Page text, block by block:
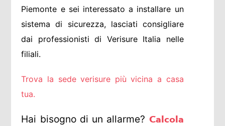
Piemonte e sei interessato a installare un
sistema di sicurezza, lasciati consigliare
dai professionisti di Verisure Italia nelle
filiali.
Trova la sede verisure più vicina a casa
tua.
Hai bisogno di un allarme? Calcola